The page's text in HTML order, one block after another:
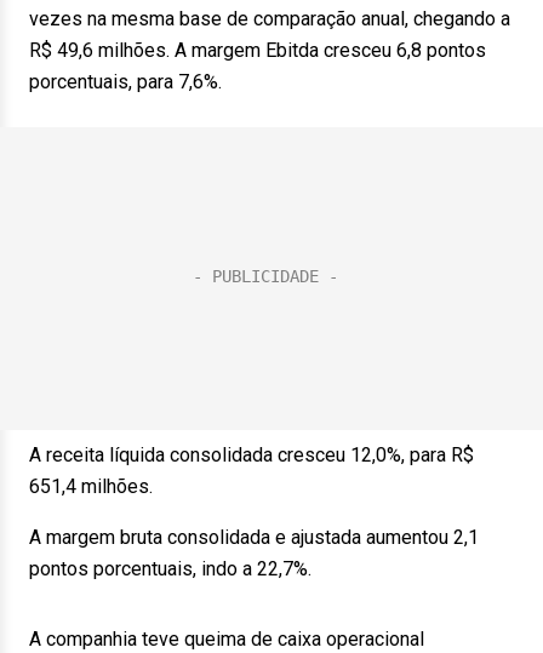
vezes na mesma base de comparação anual, chegando a
R$ 49,6 milhões. A margem Ebitda cresceu 6,8 pontos
porcentuais, para 7,6%.
A receita líquida consolidada cresceu 12,0%, para R$
651,4 milhões.
A margem bruta consolidada e ajustada aumentou 2,1
pontos porcentuais, indo a 22,7%.
A companhia teve queima de caixa operacional